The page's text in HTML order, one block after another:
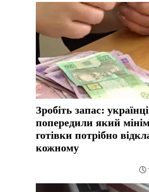
Зробіть запас:
попередили який
готівки потрібно
кожному